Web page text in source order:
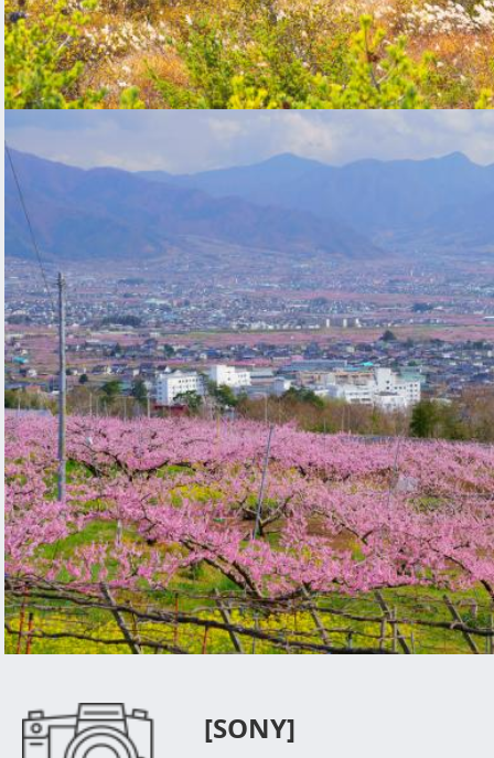
[SONY]